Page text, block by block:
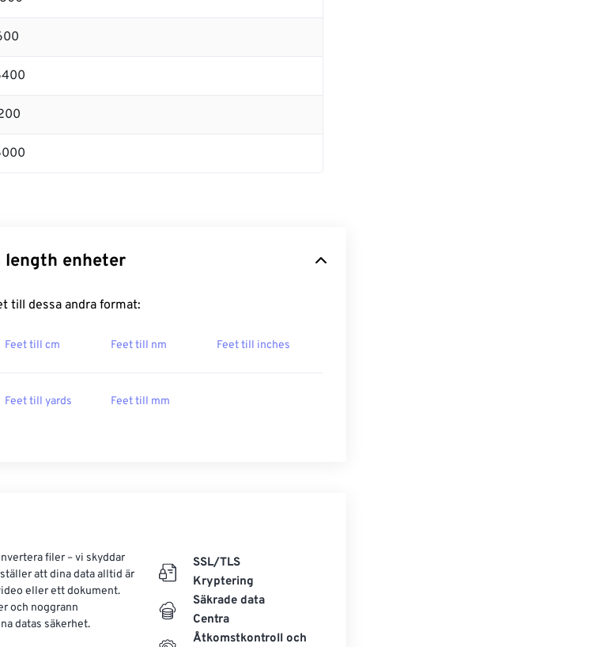
length enheter
till dessa andra format:
Feet till cm Feet till nm Feet till inches
Feet till yards Feet till mm
filer – vi skyddar
att dina data alltid är
eller ett dokument.
och noggrann
datas säkerhet.
SSL/TLS
Kryptering
Säkrade data
Centra
Åtkomstkontroll och